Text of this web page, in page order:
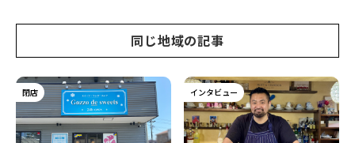
同じ地域の記事
閉店 インタビュー